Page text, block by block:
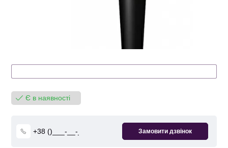
Є в наявності